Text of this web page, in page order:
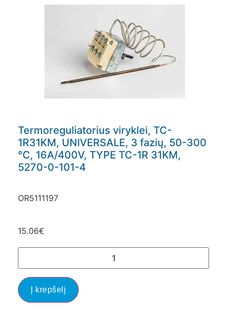
Termoreguliatorius viryklei, TC-
1R31KM, UNIVERSALE, 3 fazių, 50-300
°C, 16A/400V, TYPE TC-1R 31KM,
5270-0-101-4
OR5111197
15.06€
Į krepšelį